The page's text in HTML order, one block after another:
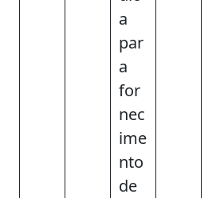
a
par
a
for
nec
ime
nto
de